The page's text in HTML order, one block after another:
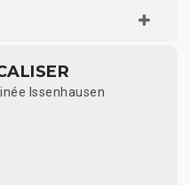
Issenhausen